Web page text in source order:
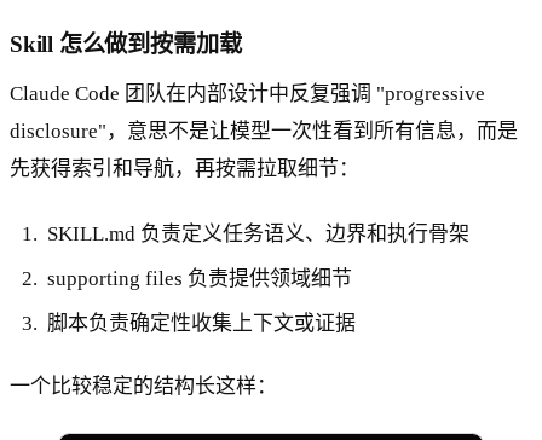
Skill 怎么做到按需加载
Claude Code 团队在内部设计中反复强调 "progressive
disclosure"，意思不是让模型一次性看到所有信息，而是
先获得索引和导航，再按需拉取细节：
SKILL.md 负责定义任务语义、边界和执行骨架
supporting files 负责提供领域细节
脚本负责确定性收集上下文或证据
一个比较稳定的结构长这样：